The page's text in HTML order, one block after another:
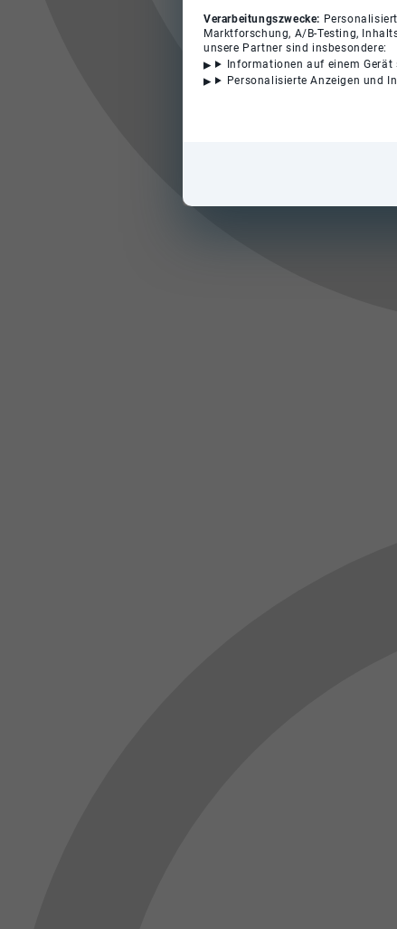
Verarbeitungszwecke:
Marktforschung, A/B-Testing,
unsere Partner sind insbesondere:
Informationen auf einem
Personalisierte Anzeigen und